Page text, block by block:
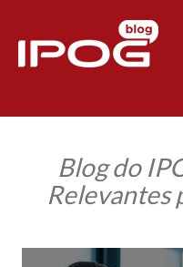
Blog do
Relevantes
Técnicas